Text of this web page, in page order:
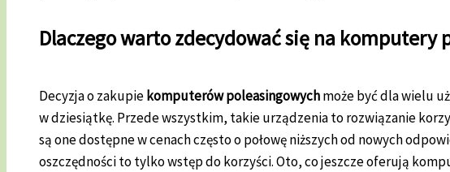
Dlaczego warto zdecydować się na komputery
Decyzja o zakupiekomputerów poleasingowychmoże być dla wielu
w dziesiątkę. Przede wszystkim, takie urządzenia to rozwiązanie
są one dostępne w cenach często o połowę niższych od nowych
oszczędności to tylko wstęp do korzyści. Oto, co jeszcze oferują